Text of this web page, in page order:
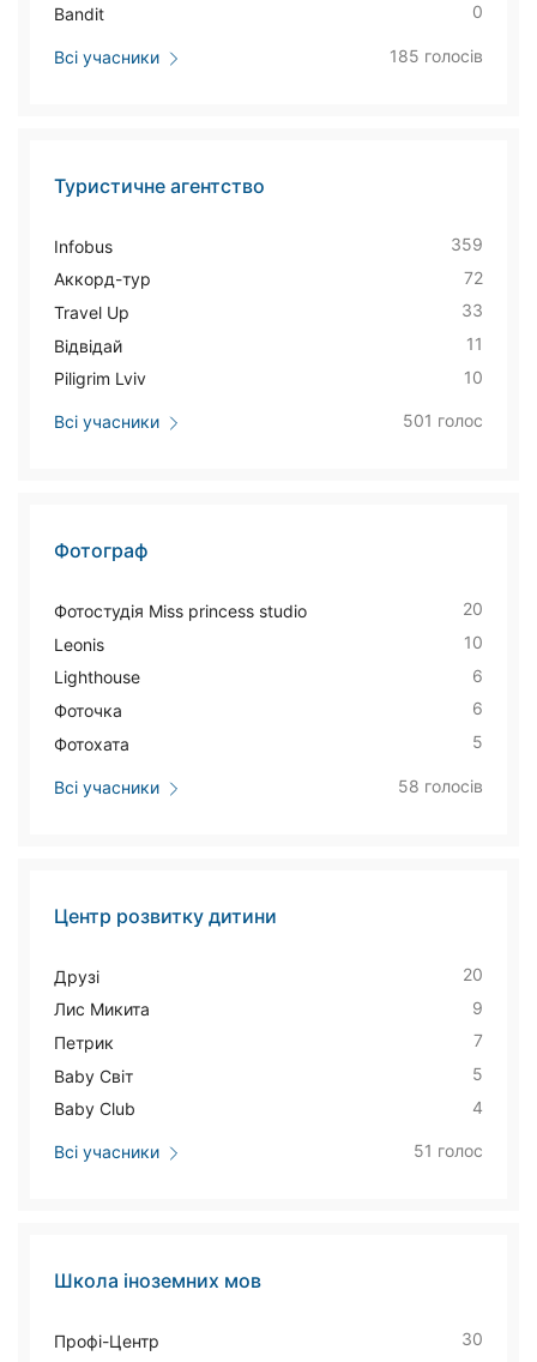
Bandit
0
Всі учасники 185 голосів
Туристичне агентство
Infobus
359
Аккорд-тур
72
Travel Up
33
Відвідай
11
Piligrim Lviv
10
Всі учасники 501 голос
Фотограф
Фотостудія Miss princess studio
20
Leonis
10
Lighthouse
6
Фоточка
6
Фотохата
5
Всі учасники 58 голосів
Центр розвитку дитини
Друзі
20
Лис Микита
9
Петрик
7
Baby Світ
5
Baby Club
4
Всі учасники 51 голос
Школа іноземних мов
Профі-Центр
30